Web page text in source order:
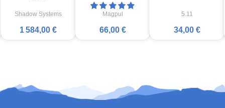
Shadow Systems
1 584,00 €
Magpul
66,00 €
5.11
34,00 €